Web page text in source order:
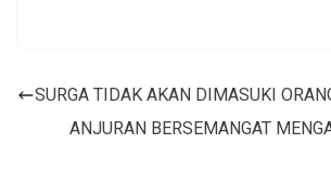
SURGA TIDAK AKAN DIMASUKI
ANJURAN BERSEMANGAT